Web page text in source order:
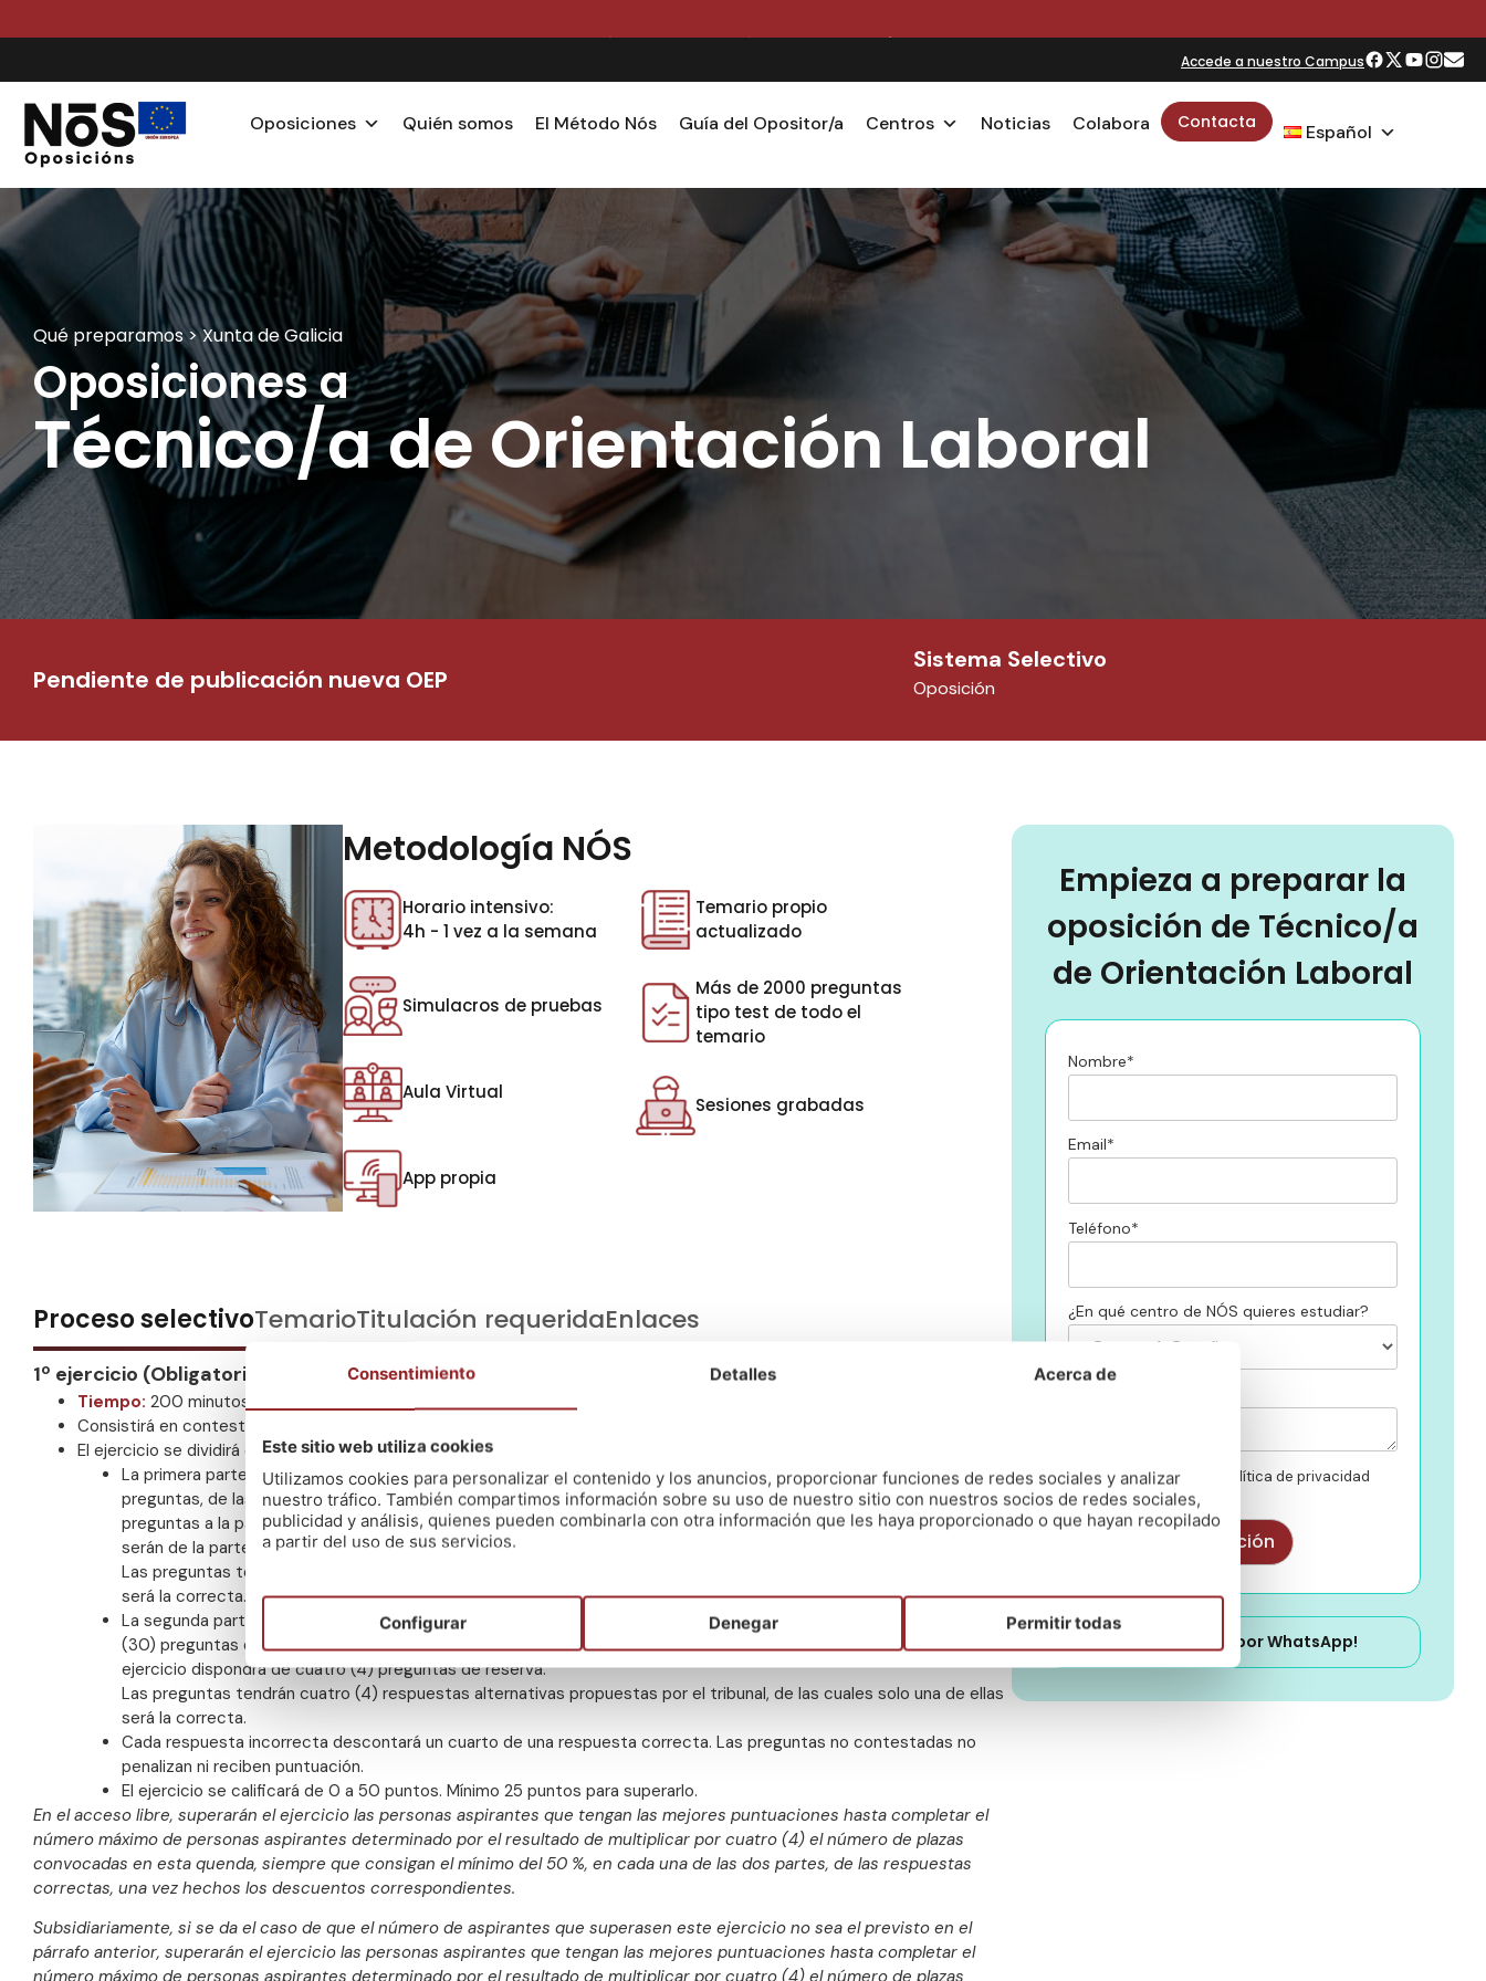
Accede a nuestro Campus
Oposiciones Quién somos El Método Nós Guía del Opositor/a Centros Noticias Colabora Contacta Español
Qué preparamos >Xunta de Galicia
Oposiciones a
Técnico/a de Orientación Laboral
Pendiente de publicación nueva OEP
Sistema Selectivo
Oposición
Metodología NÓS
Horario intensivo:
4h - 1 vez a la semana
Simulacros de pruebas
Aula Virtual
App propia
Temario propio
actualizado
Más de 2000 preguntas
tipo test de todo el
temario
Sesiones grabadas
Proceso selectivoTemarioTitulación requeridaEnlaces
1º ejercicio (Obligatorio y eliminatorio)
Tiempo: 200 minutos
Consistirá en contestar por escrito un cuestionario de ciento veinte (120) tipo test relacionados con el programa.
El ejercicio se dividirá en dos partes:
La primera parte consistirá en contestar por escrito un cuestionario de contenido teórico de noventa (90)
preguntas, de las cuales veinte (20) preguntas corresponden a la parte común del programa y setenta (70)
preguntas a la parte específica. El ejercicio dispondrá de seis (6) preguntas de reserva, de las cuales cuatro (4)
serán de la parte específica del programa.
Las preguntas tendrán cuatro (4) respuestas alternativas propuestas por el tribunal, de las cuales solo una de ellas
será la correcta.
La segunda parte consistirá en contestar por escrito un cuestionario tipo test de contenido práctico de treinta
(30) preguntas de la parte específica del programa, sobre uno o varios textos propuestos por el tribunal. El
ejercicio dispondrá de cuatro (4) preguntas de reserva.
Las preguntas tendrán cuatro (4) respuestas alternativas propuestas por el tribunal, de las cuales solo una de ellas
será la correcta.
Cada respuesta incorrecta descontará un cuarto de una respuesta correcta. Las preguntas no contestadas no
penalizan ni reciben puntuación.
El ejercicio se calificará de 0 a 50 puntos. Mínimo 25 puntos para superarlo.
En el acceso libre, superarán el ejercicio las personas aspirantes que tengan las mejores puntuaciones hasta completar el
número máximo de personas aspirantes determinado por el resultado de multiplicar por cuatro (4) el número de plazas
convocadas en esta quenda, siempre que consigan el mínimo del 50 %, en cada una de las dos partes, de las respuestas
correctas, una vez hechos los descuentos correspondientes.
Subsidiariamente, si se da el caso de que el número de aspirantes que superasen este ejercicio no sea el previsto en el
párrafo anterior, superarán el ejercicio las personas aspirantes que tengan las mejores puntuaciones hasta completar el
Empieza a preparar la
oposición de Técnico/a
de Orientación Laboral
Nombre*
Email*
Teléfono*
¿En qué centro de NÓS quieres estudiar?
He leido y acepto la política de privacidad
(Leer)
¡Escríbenos por WhatsApp!
Consentimiento Detalles Acerca de
Este sitio web utiliza cookies
Utilizamos cookies para personalizar el contenido y los anuncios, proporcionar funciones de redes sociales y analizar
nuestro tráfico. También compartimos información sobre su uso de nuestro sitio con nuestros socios de redes sociales,
publicidad y análisis, quienes pueden combinarla con otra información que les haya proporcionado o que hayan recopilado
a partir del uso de sus servicios.
Configurar Denegar Permitir todas